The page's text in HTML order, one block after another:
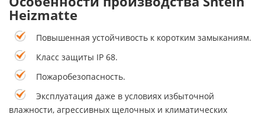
Heizmatte
Повышенная устойчивость к коротким замыканиям.
Класс защиты IP 68.
Пожаробезопасность.
Эксплуатация даже в условиях избыточной
влажности, агрессивных щелочных и климатических